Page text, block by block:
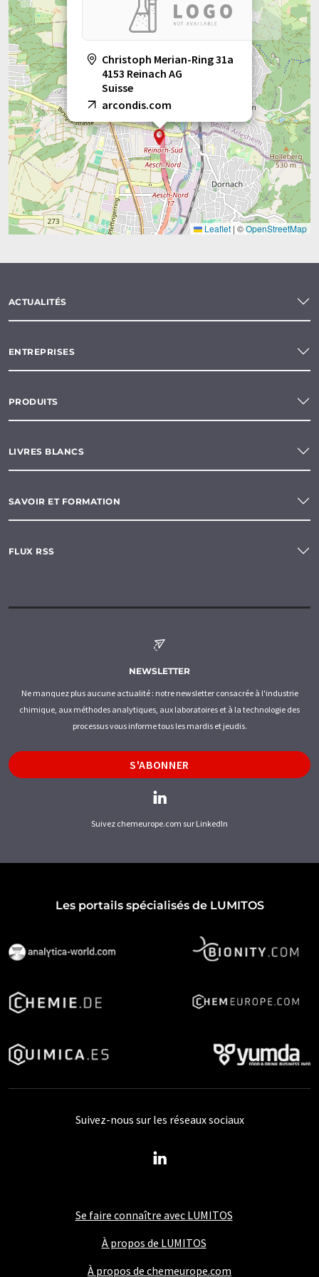
Nous améliorons les soins de santé dans le monde entier !
Note: Cet article a été traduit à l'aide d'un système
informatique sans intervention humaine. LUMITOS propose
ces traductions automatiques pour présenter un plus large
éventail de présentations d'entreprise. Comme cet article a été
traduit avec traduction automatique, il est possible qu'il
contienne des erreurs de vocabulaire, de syntaxe ou de
grammaire. L'article original dans Anglais peut être trouvéici
Christoph Merian-Ring 31a
4153 Reinach AG
Suisse
arcondis.com
Leaflet | ©OpenStreetMap
ACTUALITÉS
ENTREPRISES
PRODUITS
LIVRES BLANCS
SAVOIR ET FORMATION
FLUX RSS
NEWSLETTER
Ne manquez plus aucune actualité : notre newsletter consacrée à l'industrie
chimique, aux méthodes analytiques, aux laboratoires et à la technologie des
processus vous informe tous les mardis et jeudis.
S'ABONNER
Suivez chemeurope.com sur LinkedIn
Les portails spécialisés de LUMITOS
Se faire connaître avec LUMITOS
À propos de LUMITOS
À propos de chemeurope.com
Suivez-nous sur les réseaux sociaux